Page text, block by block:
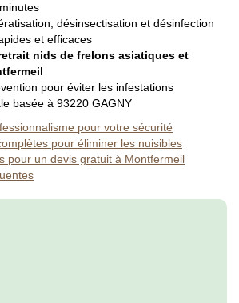
désinsectisation et désinfection
et efficaces
nids de frelons asiatiques et
pour éviter les infestations
basée à 93220 GAGNY
pour votre sécurité
pour éliminer les nuisibles
pour un devis gratuit à Montfermeil